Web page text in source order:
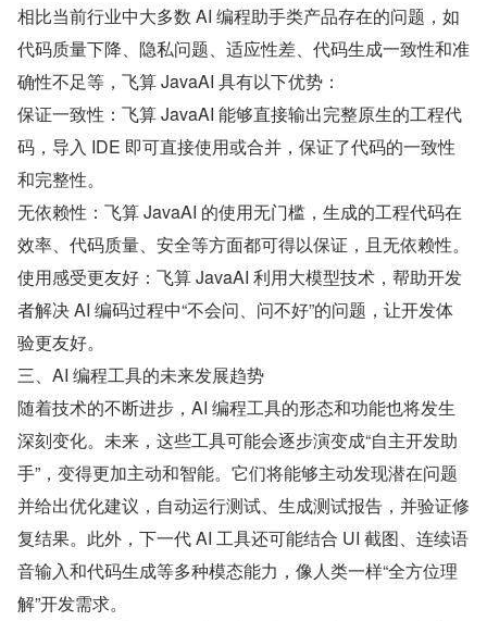
相比当前行业中大多数 AI 编程助手类产品存在的问题，如
代码质量下降、隐私问题、适应性差、代码生成一致性和准
确性不足等，飞算 JavaAI 具有以下优势：
保证一致性：飞算 JavaAI 能够直接输出完整原生的工程代
码，导入 IDE 即可直接使用或合并，保证了代码的一致性
和完整性。
无依赖性：飞算 JavaAI 的使用无门槛，生成的工程代码在
效率、代码质量、安全等方面都可得以保证，且无依赖性。
使用感受更友好：飞算 JavaAI 利用大模型技术，帮助开发
者解决 AI 编码过程中“不会问、问不好”的问题，让开发体
验更友好。
三、AI 编程工具的未来发展趋势
随着技术的不断进步，AI 编程工具的形态和功能也将发生
深刻变化。未来，这些工具可能会逐步演变成“自主开发助
手”，变得更加主动和智能。它们将能够主动发现潜在问题
并给出优化建议，自动运行测试、生成测试报告，并验证修
复结果。此外，下一代 AI 工具还可能结合 UI 截图、连续语
音输入和代码生成等多种模态能力，像人类一样“全方位理
解”开发需求。